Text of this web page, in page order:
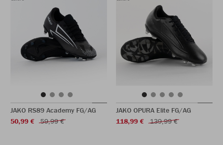
JAKO RS89 Academy FG/AG
50,99 €
59,99 €
JAKO OPURA Elite FG/AG
118,99 €
139,99 €